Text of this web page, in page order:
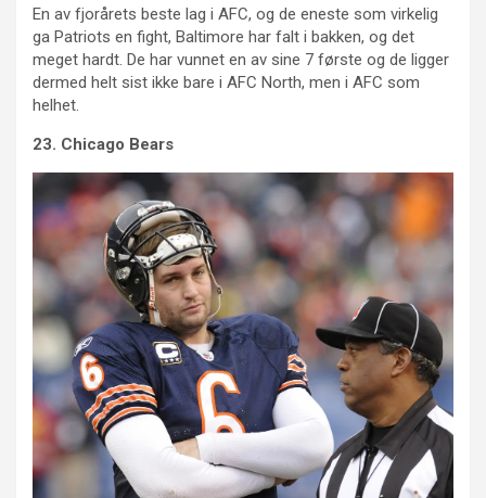
En av fjorårets beste lag i AFC, og de eneste som virkelig
ga Patriots en fight, Baltimore har falt i bakken, og det
meget hardt. De har vunnet en av sine 7 første og de ligger
dermed helt sist ikke bare i AFC North, men i AFC som
helhet.
23. Chicago Bears